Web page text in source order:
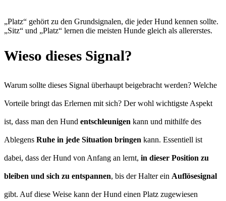
„Platz“ gehört zu den Grundsignalen, die jeder Hund kennen sollte.
„Sitz“ und „Platz“ lernen die meisten Hunde gleich als allererstes.
Wieso dieses Signal?
Warum sollte dieses Signal überhaupt beigebracht werden? Welche
Vorteile bringt das Erlernen mit sich? Der wohl wichtigste Aspekt
ist, dass man den Hund entschleunigen kann und mithilfe des
Ablegens Ruhe in jede Situation bringen kann. Essentiell ist
dabei, dass der Hund von Anfang an lernt, in dieser Position zu
bleiben und sich zu entspannen, bis der Halter ein Auflösesignal
gibt. Auf diese Weise kann der Hund einen Platz zugewiesen